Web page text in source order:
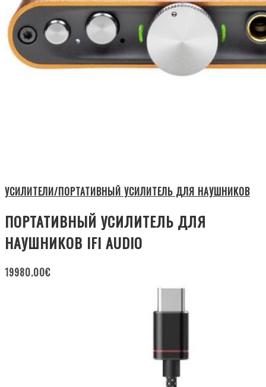
УСИЛИТЕЛИ/ПОРТАТИВНЫЙ УСИЛИТЕЛЬ ДЛЯ НАУШНИКОВ
ПОРТАТИВНЫЙ УСИЛИТЕЛЬ ДЛЯ
НАУШНИКОВ IFI AUDIO
19980.00€